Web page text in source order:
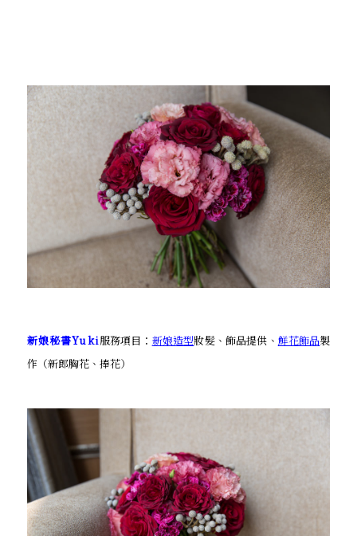
新娘秘書Yuki服務項目： 新娘造型妝髮、飾品提供、 鮮花飾品製
作（新郎胸花、捧花）